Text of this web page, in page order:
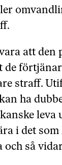
att den
de
straff.
ha
leva
i det som
så